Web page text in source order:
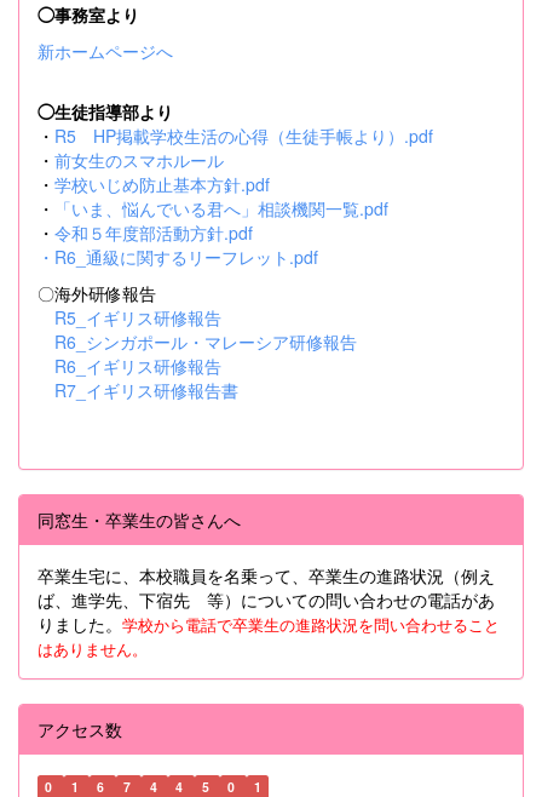
◯事務室より
新ホームページへ
◯生徒指導部より
・ R5 HP掲載学校生活の心得（生徒手帳より）.pdf
・ 前女生のスマホルール
・ 学校いじめ防止基本方針.pdf
・
「いま、悩んでいる君へ」相談機関一覧.pdf
・ 令和５年度部活動方針.pdf
・ R6_通級に関するリーフレット.pdf
〇海外研修報告
R5_イギリス研修報告
R6_シンガポール・マレーシア研修報告
R6_イギリス研修報告
R7_イギリス研修報告書
同窓生・卒業生の皆さんへ
卒業生宅に、本校職員を名乗って、卒業生の進路状況（例え
ば、進学先、下宿先 等）についての問い合わせの電話があ
りました。 学校から電話で卒業生の進路状況を問い合わせること
はありません。
アクセス数
0 1 6 7 4 4 5 0 1